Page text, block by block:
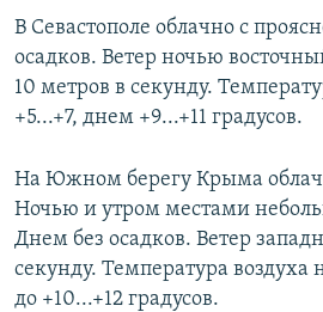
В Севастополе облачно с
осадков. Ветер ночью
10 метров в секунду.
+5...+7, днем +9...+11 градусов.
На Южном берегу Крыма
Ночью и утром местами
Днем без осадков. Ветер
секунду. Температура воздуха
до +10...+12 градусов.